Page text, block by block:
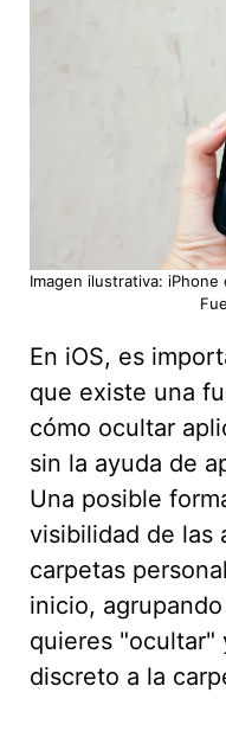
Imagen ilustrativa: iPhone
En iOS, es
que existe una
cómo ocultar
sin la ayuda de
Una posible
visibilidad de las
carpetas
inicio,
quieres "ocultar"
discreto a la